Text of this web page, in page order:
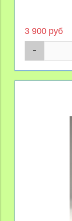
3 900 руб